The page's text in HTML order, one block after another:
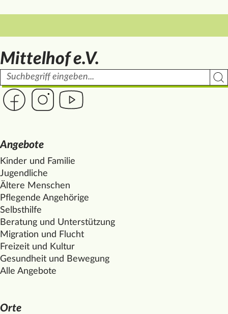
Mittelhof e.V.
Suchbegriff
Link zur Seite des Mittelhof auf Facebook
Link zur Seite des Mittelhof auf Instagram
Link zur Seite des Mittelhof auf Youtube
Angebote
Kinder und Familie
Jugendliche
Ältere Menschen
Pflegende Angehörige
Selbsthilfe
Beratung und Unterstützung
Migration und Flucht
Freizeit und Kultur
Gesundheit und Bewegung
Alle Angebote
Orte